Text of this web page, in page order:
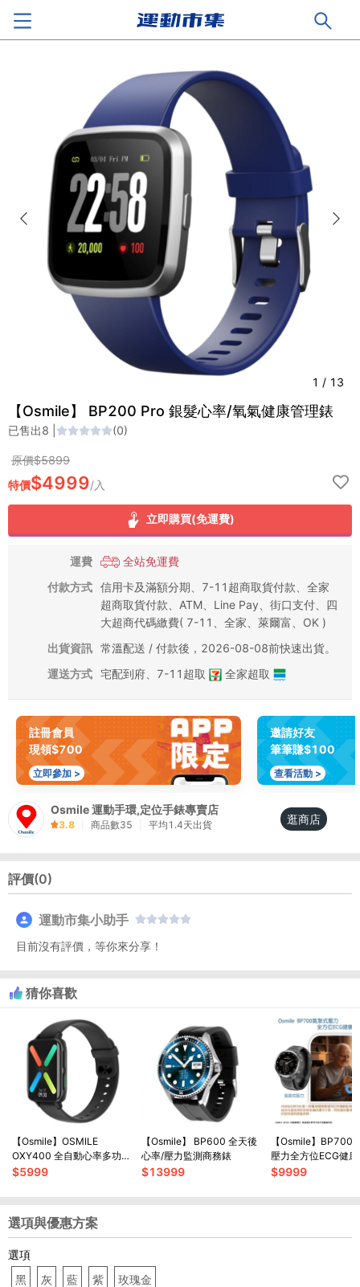
1 / 13
【Osmile】 BP200 Pro 銀髮心率/氧氣健康管理錶
已售出8 (0)
原價$5899
特價$4999/入
立即購買(免運費)
運費
全站免運費
付款方式 信用卡及滿額分期、7-11超商取貨付款、全家
超商取貨付款、ATM、Line Pay、街口支付、四
大超商代碼繳費( 7-11、全家、萊爾富、OK )
出貨資訊 常溫配送 / 付款後，2026-08-08前快速出貨。
運送方式 宅配到府 7-11超取 全家超取
註冊會員
現領$700
立即參加 >
邀請好友
筆筆賺$100
查看活動 >
Osmile 運動手環,定位手錶專賣店
3.8 商品數35 平均 1.4天出貨 逛商店
評價(0)
運動市集小助手
目前沒有評價，等你來分享！
猜你喜歡
【Osmile】OSMILE
OXY400 全自動心率多功
能血氧錶
$5999
【Osmile】 BP600 全天後
心率/壓力監測商務錶
$13999
【Osmile】BP700
壓力全方位ECG健
載SOS功能
$9999
選項與優惠方案
選項
黑
灰 藍 紫
玫瑰金